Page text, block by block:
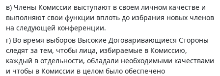
в) Члены Комиссии выступают в своем личном качестве и
выполняют свои функции вплоть до избрания новых членов
на следующей конференции.
г) Во время выборов Высокие Договаривающиеся Стороны
следят за тем, чтобы лица, избираемые в Комиссию,
каждый в отдельности, обладали необходимыми качествами
и чтобы в Комиссии в целом было обеспечено